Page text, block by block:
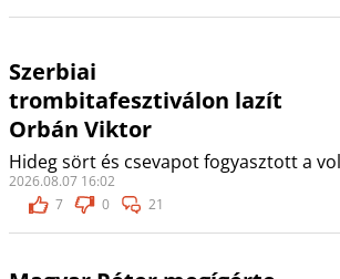
Szerbiai
trombitafesztiválon lazít
Orbán Viktor
Hideg sört és csevapot fogyasztott a
2026.08.07 16:02
7
0 21